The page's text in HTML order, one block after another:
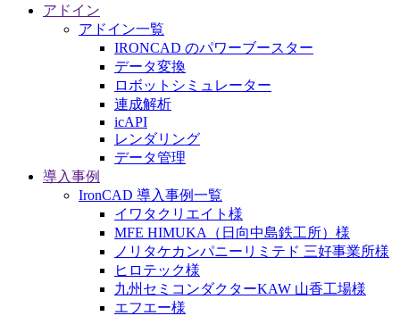
アドイン
アドイン一覧
IRONCAD のパワーブースター
データ変換
ロボットシミュレーター
連成解析
icAPI
レンダリング
データ管理
導入事例
IronCAD 導入事例一覧
イワタクリエイト様
MFE HIMUKA（日向中島鉄工所）様
ノリタケカンパニーリミテド 三好事業所様
ヒロテック様
九州セミコンダクターKAW 山香工場様
エフエー様